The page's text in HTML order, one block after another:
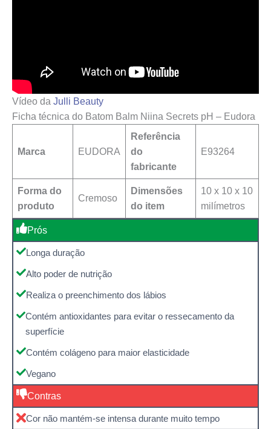
Vídeo da Julli Beauty
Ficha técnica do Batom Balm Niina Secrets pH – Eudora
Marca EUDORA
Referência
do
fabricante
‎E93264
Forma do
produto
Cremoso
Dimensões
do item
10 x 10 x 10
milímetros
Prós
Longa duração
Alto poder de nutrição
Realiza o preenchimento dos lábios
Contém antioxidantes para evitar o ressecamento da
superfície
Contém colágeno para maior elasticidade
Vegano
Contras
Cor não mantém-se intensa durante muito tempo